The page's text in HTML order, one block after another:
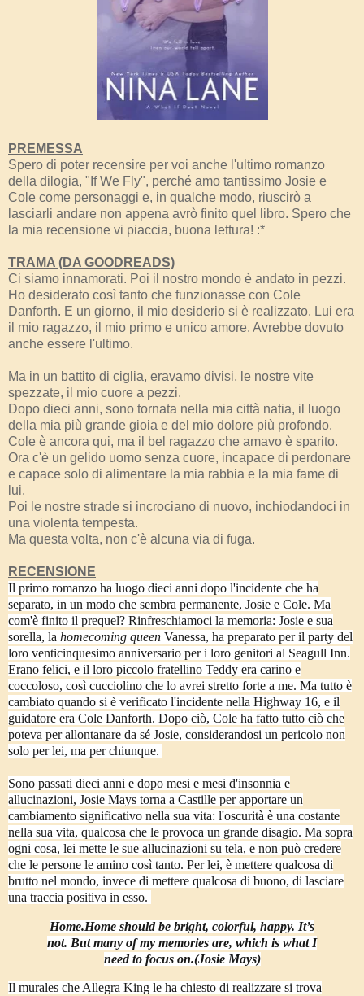
PREMESSA
Spero di poter recensire per voi anche l'ultimo romanzo
della dilogia, "If We Fly", perché amo tantissimo Josie e
Cole come personaggi e, in qualche modo, riuscirò a
lasciarli andare non appena avrò finito quel libro. Spero che
la mia recensione vi piaccia, buona lettura! :*
TRAMA (DA GOODREADS)
Ci siamo innamorati. Poi il nostro mondo è andato in pezzi.
Ho desiderato così tanto che funzionasse con Cole
Danforth. E un giorno, il mio desiderio si è realizzato. Lui era
il mio ragazzo, il mio primo e unico amore. Avrebbe dovuto
anche essere l'ultimo.
Ma in un battito di ciglia, eravamo divisi, le nostre vite
spezzate, il mio cuore a pezzi.
Dopo dieci anni, sono tornata nella mia città natia, il luogo
della mia più grande gioia e del mio dolore più profondo.
Cole è ancora qui, ma il bel ragazzo che amavo è sparito.
Ora c'è un gelido uomo senza cuore, incapace di perdonare
e capace solo di alimentare la mia rabbia e la mia fame di
lui.
Poi le nostre strade si incrociano di nuovo, inchiodandoci in
una violenta tempesta.
Ma questa volta, non c'è alcuna via di fuga.
RECENSIONE
Il primo romanzo ha luogo dieci anni dopo l'incidente che ha
separato, in un modo che sembra permanente, Josie e Cole. Ma
com'è finito il prequel? Rinfreschiamoci la memoria: Josie e sua
sorella, la homecoming queen Vanessa, ha preparato per il party del
loro venticinquesimo anniversario per i loro genitori al Seagull Inn.
Erano felici, e il loro piccolo fratellino Teddy era carino e
coccoloso, così cucciolino che lo avrei stretto forte a me. Ma tutto è
cambiato quando si è verificato l'incidente nella Highway 16, e il
guidatore era Cole Danforth. Dopo ciò, Cole ha fatto tutto ciò che
poteva per allontanare da sé Josie, considerandosi un pericolo non
solo per lei, ma per chiunque.
Sono passati dieci anni e dopo mesi e mesi d'insonnia e
allucinazioni, Josie Mays torna a Castille per apportare un
cambiamento significativo nella sua vita: l'oscurità è una costante
nella sua vita, qualcosa che le provoca un grande disagio. Ma sopra
ogni cosa, lei mette le sue allucinazioni su tela, e non può credere
che le persone le amino così tanto. Per lei, è mettere qualcosa di
brutto nel mondo, invece di mettere qualcosa di buono, di lasciare
una traccia positiva in esso.
Home.Home should be bright, colorful, happy. It’s
not. But many of my memories are, which is what I
need to focus on.(Josie Mays)
Il murales che Allegra King le ha chiesto di realizzare si trova